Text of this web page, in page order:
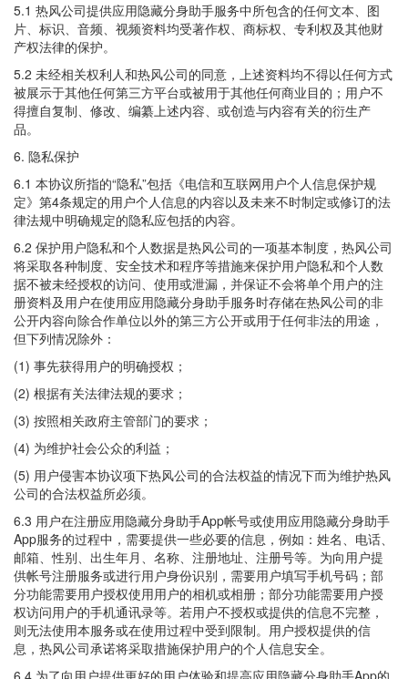
5.1 热风公司提供应用隐藏分身助手服务中所包含的任何文本、图
片、标识、音频、视频资料均受著作权、商标权、专利权及其他财
产权法律的保护。
5.2 未经相关权利人和热风公司的同意，上述资料均不得以任何方式
被展示于其他任何第三方平台或被用于其他任何商业目的；用户不
得擅自复制、修改、编纂上述内容、或创造与内容有关的衍生产
品。
6. 隐私保护
6.1 本协议所指的“隐私”包括《电信和互联网用户个人信息保护规
定》第4条规定的用户个人信息的内容以及未来不时制定或修订的法
律法规中明确规定的隐私应包括的内容。
6.2 保护用户隐私和个人数据是热风公司的一项基本制度，热风公司
将采取各种制度、安全技术和程序等措施来保护用户隐私和个人数
据不被未经授权的访问、使用或泄漏，并保证不会将单个用户的注
册资料及用户在使用应用隐藏分身助手服务时存储在热风公司的非
公开内容向除合作单位以外的第三方公开或用于任何非法的用途，
但下列情况除外：
(1) 事先获得用户的明确授权；
(2) 根据有关法律法规的要求；
(3) 按照相关政府主管部门的要求；
(4) 为维护社会公众的利益；
(5) 用户侵害本协议项下热风公司的合法权益的情况下而为维护热风
公司的合法权益所必须。
6.3 用户在注册应用隐藏分身助手App帐号或使用应用隐藏分身助手
App服务的过程中，需要提供一些必要的信息，例如：姓名、电话、
邮箱、性别、出生年月、名称、注册地址、注册号等。为向用户提
供帐号注册服务或进行用户身份识别，需要用户填写手机号码；部
分功能需要用户授权使用用户的相机或相册；部分功能需要用户授
权访问用户的手机通讯录等。若用户不授权或提供的信息不完整，
则无法使用本服务或在使用过程中受到限制。用户授权提供的信
息，热风公司承诺将采取措施保护用户的个人信息安全。
6.4 为了向用户提供更好的用户体验和提高应用隐藏分身助手App的